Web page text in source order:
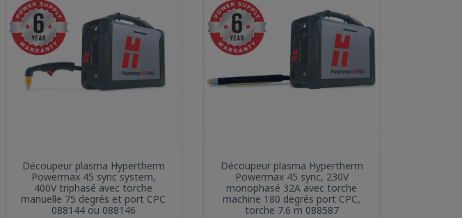
Aperçu rapide
Découpeur plasma Hypertherm
Powermax 45 sync system,
400V triphasé avec torche
manuelle 75 degrés et port CPC
088144 ou 088146
Aperçu rapide
Découpeur plasma Hypertherm
Powermax 45 sync, 230V
monophasé 32A avec torche
machine 180 degrés port CPC,
torche 7.6 m 088587